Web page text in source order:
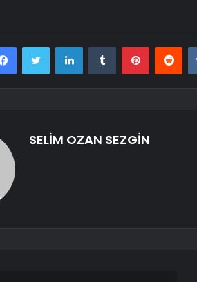
FacebookTwitter LinkedInTumblr Pinterest
SELİM OZAN SEZGİN